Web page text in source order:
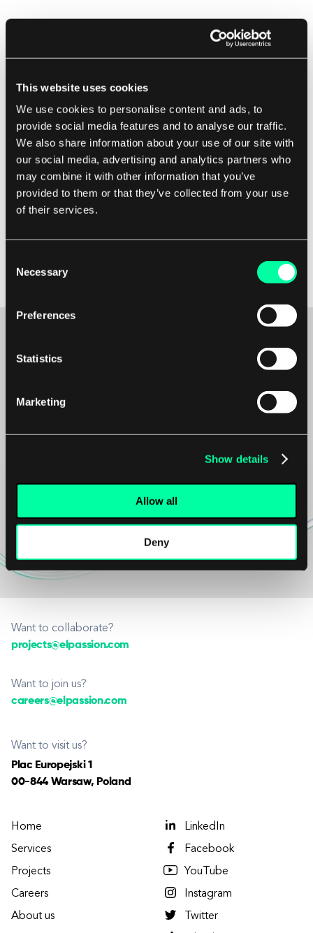
This website uses cookies
We use cookies to personalise content and ads, to
provide social media features and to analyse our traffic.
We also share information about your use of our site with
our social media, advertising and analytics partners who
may combine it with other information that you’ve
provided to them or that they’ve collected from your use
of their services.
Selection
Necessary
Preferences
Statistics
Marketing
Show details
Allow all
Deny
Disse testene er designet for å fange opp
eventuelle feil eller bugs som kan ha blitt
sikrer at programvaren har høy kvalitet og er klar
for videre testing eller utgivelse. Ved å utføre en
byggverifiseringstest kan
programvareutviklingsteam øke effektiviteten i
utviklingsprosessen, redusere risikoen for å
slippe programvare som er feilaktig eller ustabil,
og til slutt levere et bedre produkt til kundene.
for et programvareprosjekt og opprettholde
omdømmet til programvarehuset i bransjen.
Vi er tilgjengelige for
Contact us
Want to collaborate?
projects@elpassion.com
Want to join us?
careers@elpassion.com
Want to visit us?
Plac Europejski 1
00-844 Warsaw, Poland
Home
Services
Projects
Careers
About us
LinkedIn
Facebook
YouTube
Instagram
Twitter